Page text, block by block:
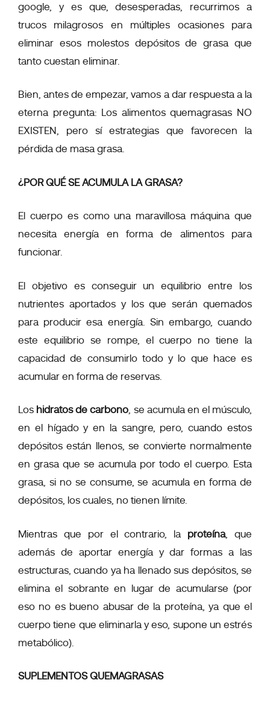
google, y es que, desesperadas, recurrimos a
trucos milagrosos en múltiples ocasiones para
eliminar esos molestos depósitos de grasa que
tanto cuestan eliminar.
Bien, antes de empezar, vamos a dar respuesta a la
eterna pregunta: Los alimentos quemagrasas NO
EXISTEN, pero sí estrategias que favorecen la
pérdida de masa grasa.
¿POR QUÉ SE ACUMULA LA GRASA?
El cuerpo es como una maravillosa máquina que
necesita energía en forma de alimentos para
funcionar.
El objetivo es conseguir un equilibrio entre los
nutrientes aportados y los que serán quemados
para producir esa energía. Sin embargo, cuando
este equilibrio se rompe, el cuerpo no tiene la
capacidad de consumirlo todo y lo que hace es
acumular en forma de reservas
Los hidratos de carbono, se acumula en el músculo,
en el hígado y en la sangre, pero,cuando estos
depósitos están llenos, se convierte normalmente
en grasa que se acumula por todo el cuerpo. Esta
grasa, si no se consume, se acumula en forma de
depósitos, los cuales, no tienen límite.
Mientras que por el contrario, la proteína, que
además de aportar energía y dar formas a las
estructuras , cuando ya ha llenado sus depósitos, se
elimina el sobrante en lugar de acumularse (por
eso no es bueno abusar de la proteína, ya que el
cuerpo tiene que eliminarla y eso, supone un estrés
metabólico).
SUPLEMENTOS QUEMAGRASAS